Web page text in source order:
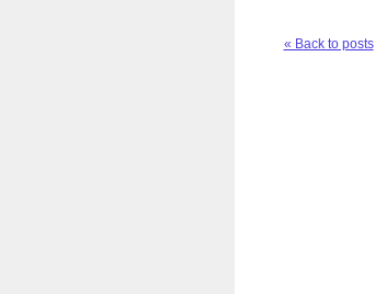
« Back to posts